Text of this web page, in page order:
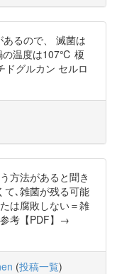
るので、 滅菌は
の温度は107℃ 榎
ドグルカン セルロ
方法があると聞き
て､雑菌が残る可能
は腐敗しない＝雑
考【PDF】→
(投稿一覧)